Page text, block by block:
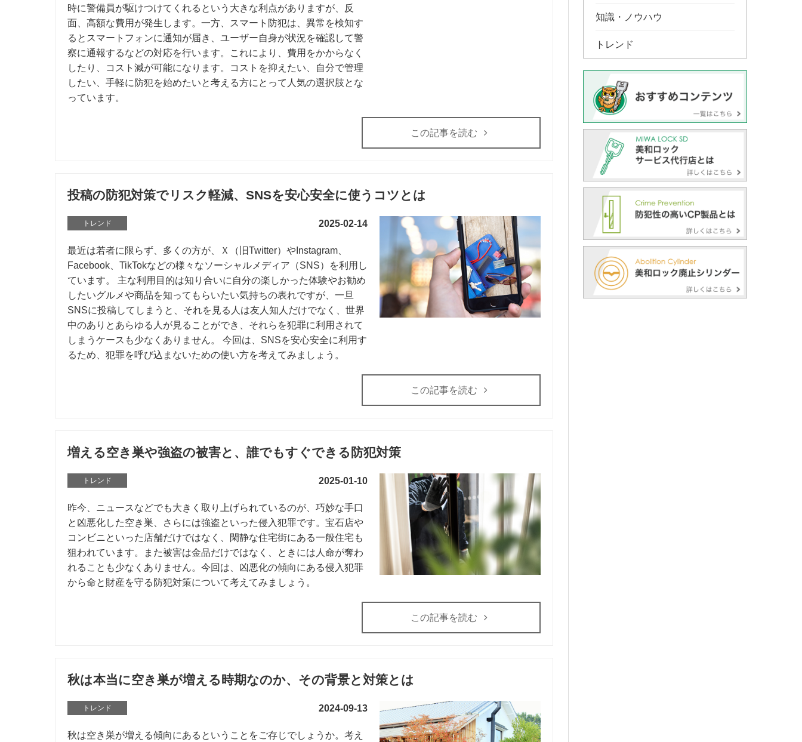
時に警備員が駆けつけてくれるという大きな利点がありますが、反
面、高額な費用が発生します。一方、スマート防犯は、異常を検知す
るとスマートフォンに通知が届き、ユーザー自身が状況を確認して警
察に通報するなどの対応を行います。これにより、費用をかからなく
したり、コスト減が可能になります。コストを抑えたい、自分で管理
したい、手軽に防犯を始めたいと考える方にとって人気の選択肢とな
っています。
この記事を読む
投稿の防犯対策でリスク軽減、SNSを安心安全に使うコツとは
トレンド 2025-02-14
最近は若者に限らず、多くの方が、Ｘ（旧Twitter）やInstagram、
Facebook、TikTokなどの様々なソーシャルメディア（SNS）を利用し
ています。 主な利用目的は知り合いに自分の楽しかった体験やお勧め
したいグルメや商品を知ってもらいたい気持ちの表れですが、一旦
SNSに投稿してしまうと、それを見る人は友人知人だけでなく、世界
中のありとあらゆる人が見ることができ、それらを犯罪に利用されて
しまうケースも少なくありません。 今回は、SNSを安心安全に利用す
るため、犯罪を呼び込まないための使い方を考えてみましょう。
この記事を読む
増える空き巣や強盗の被害と、誰でもすぐできる防犯対策
トレンド 2025-01-10
昨今、ニュースなどでも大きく取り上げられているのが、巧妙な手口
と凶悪化した空き巣、さらには強盗といった侵入犯罪です。宝石店や
コンビニといった店舗だけではなく、閑静な住宅街にある一般住宅も
狙われています。また被害は金品だけではなく、ときには人命が奪わ
れることも少なくありません。今回は、凶悪化の傾向にある侵入犯罪
から命と財産を守る防犯対策について考えてみましょう。
この記事を読む
秋は本当に空き巣が増える時期なのか、その背景と対策とは
トレンド 2024-09-13
秋は空き巣が増える傾向にあるということをご存じでしょうか。考え
知識・ノウハウ
トレンド